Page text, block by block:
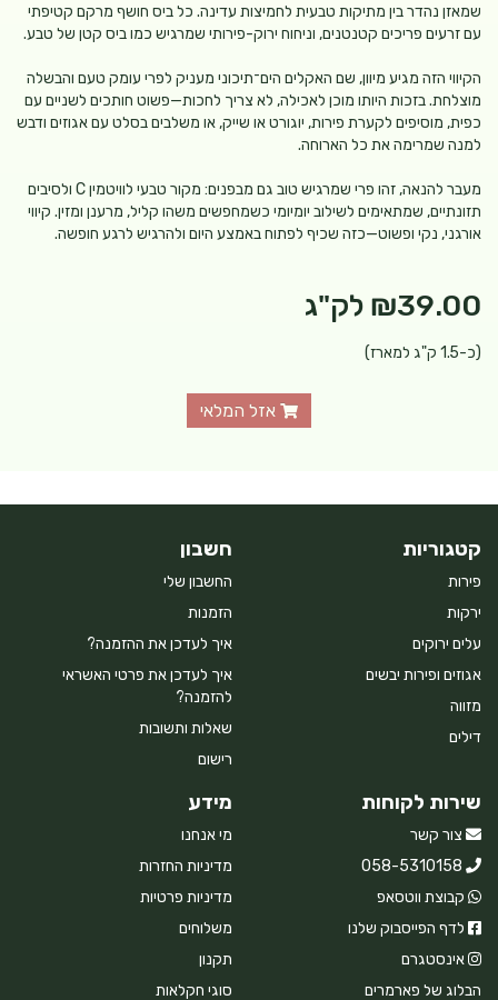
שמאזן נהדר בין מתיקות טבעית לחמיצות עדינה. כל ביס חושף מרקם קטיפתי
עם זרעים פריכים קטנטנים, וניחוח ירוק-פירותי שמרגיש כמו ביס קטן של טבע.
הקיווי הזה מגיע מיוון, שם האקלים הים־תיכוני מעניק לפרי עומק טעם והבשלה
מוצלחת. בזכות היותו מוכן לאכילה, לא צריך לחכות—פשוט חותכים לשניים עם
כפית, מוסיפים לקערת פירות, יוגורט או שייק, או משלבים בסלט עם אגוזים ודבש
למנה שמרימה את כל הארוחה.
מעבר להנאה, זהו פרי שמרגיש טוב גם מבפנים: מקור טבעי לוויטמין C ולסיבים
תזונתיים, שמתאימים לשילוב יומיומי כשמחפשים משהו קליל, מרענן ומזין. קיווי
אורגני, נקי ופשוט—כזה שכיף לפתוח באמצע היום ולהרגיש לרגע חופשה.
₪39.00 לק"ג
(כ-1.5 ק"ג למארז)
אזל המלאי
קטגוריות
פירות
ירקות
עלים ירוקים
אגוזים ופירות יבשים
מזווה
דילים
חשבון
החשבון שלי
הזמנות
איך לעדכן את ההזמנה?
איך לעדכן את פרטי האשראי
להזמנה?
שאלות ותשובות
רישום
שירות לקוחות
צור קשר
058-5310158
קבוצת ווטסאפ
לדף הפייסבוק שלנו
אינסטגרם
הבלוג של פארמרים
מידע
מי אנחנו
מדיניות החזרות
מדיניות פרטיות
משלוחים
תקנון
סוגי חקלאות